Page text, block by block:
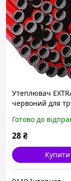
Утеплювач
червоний для
Теплоізол
Готово до
28₴
Купити